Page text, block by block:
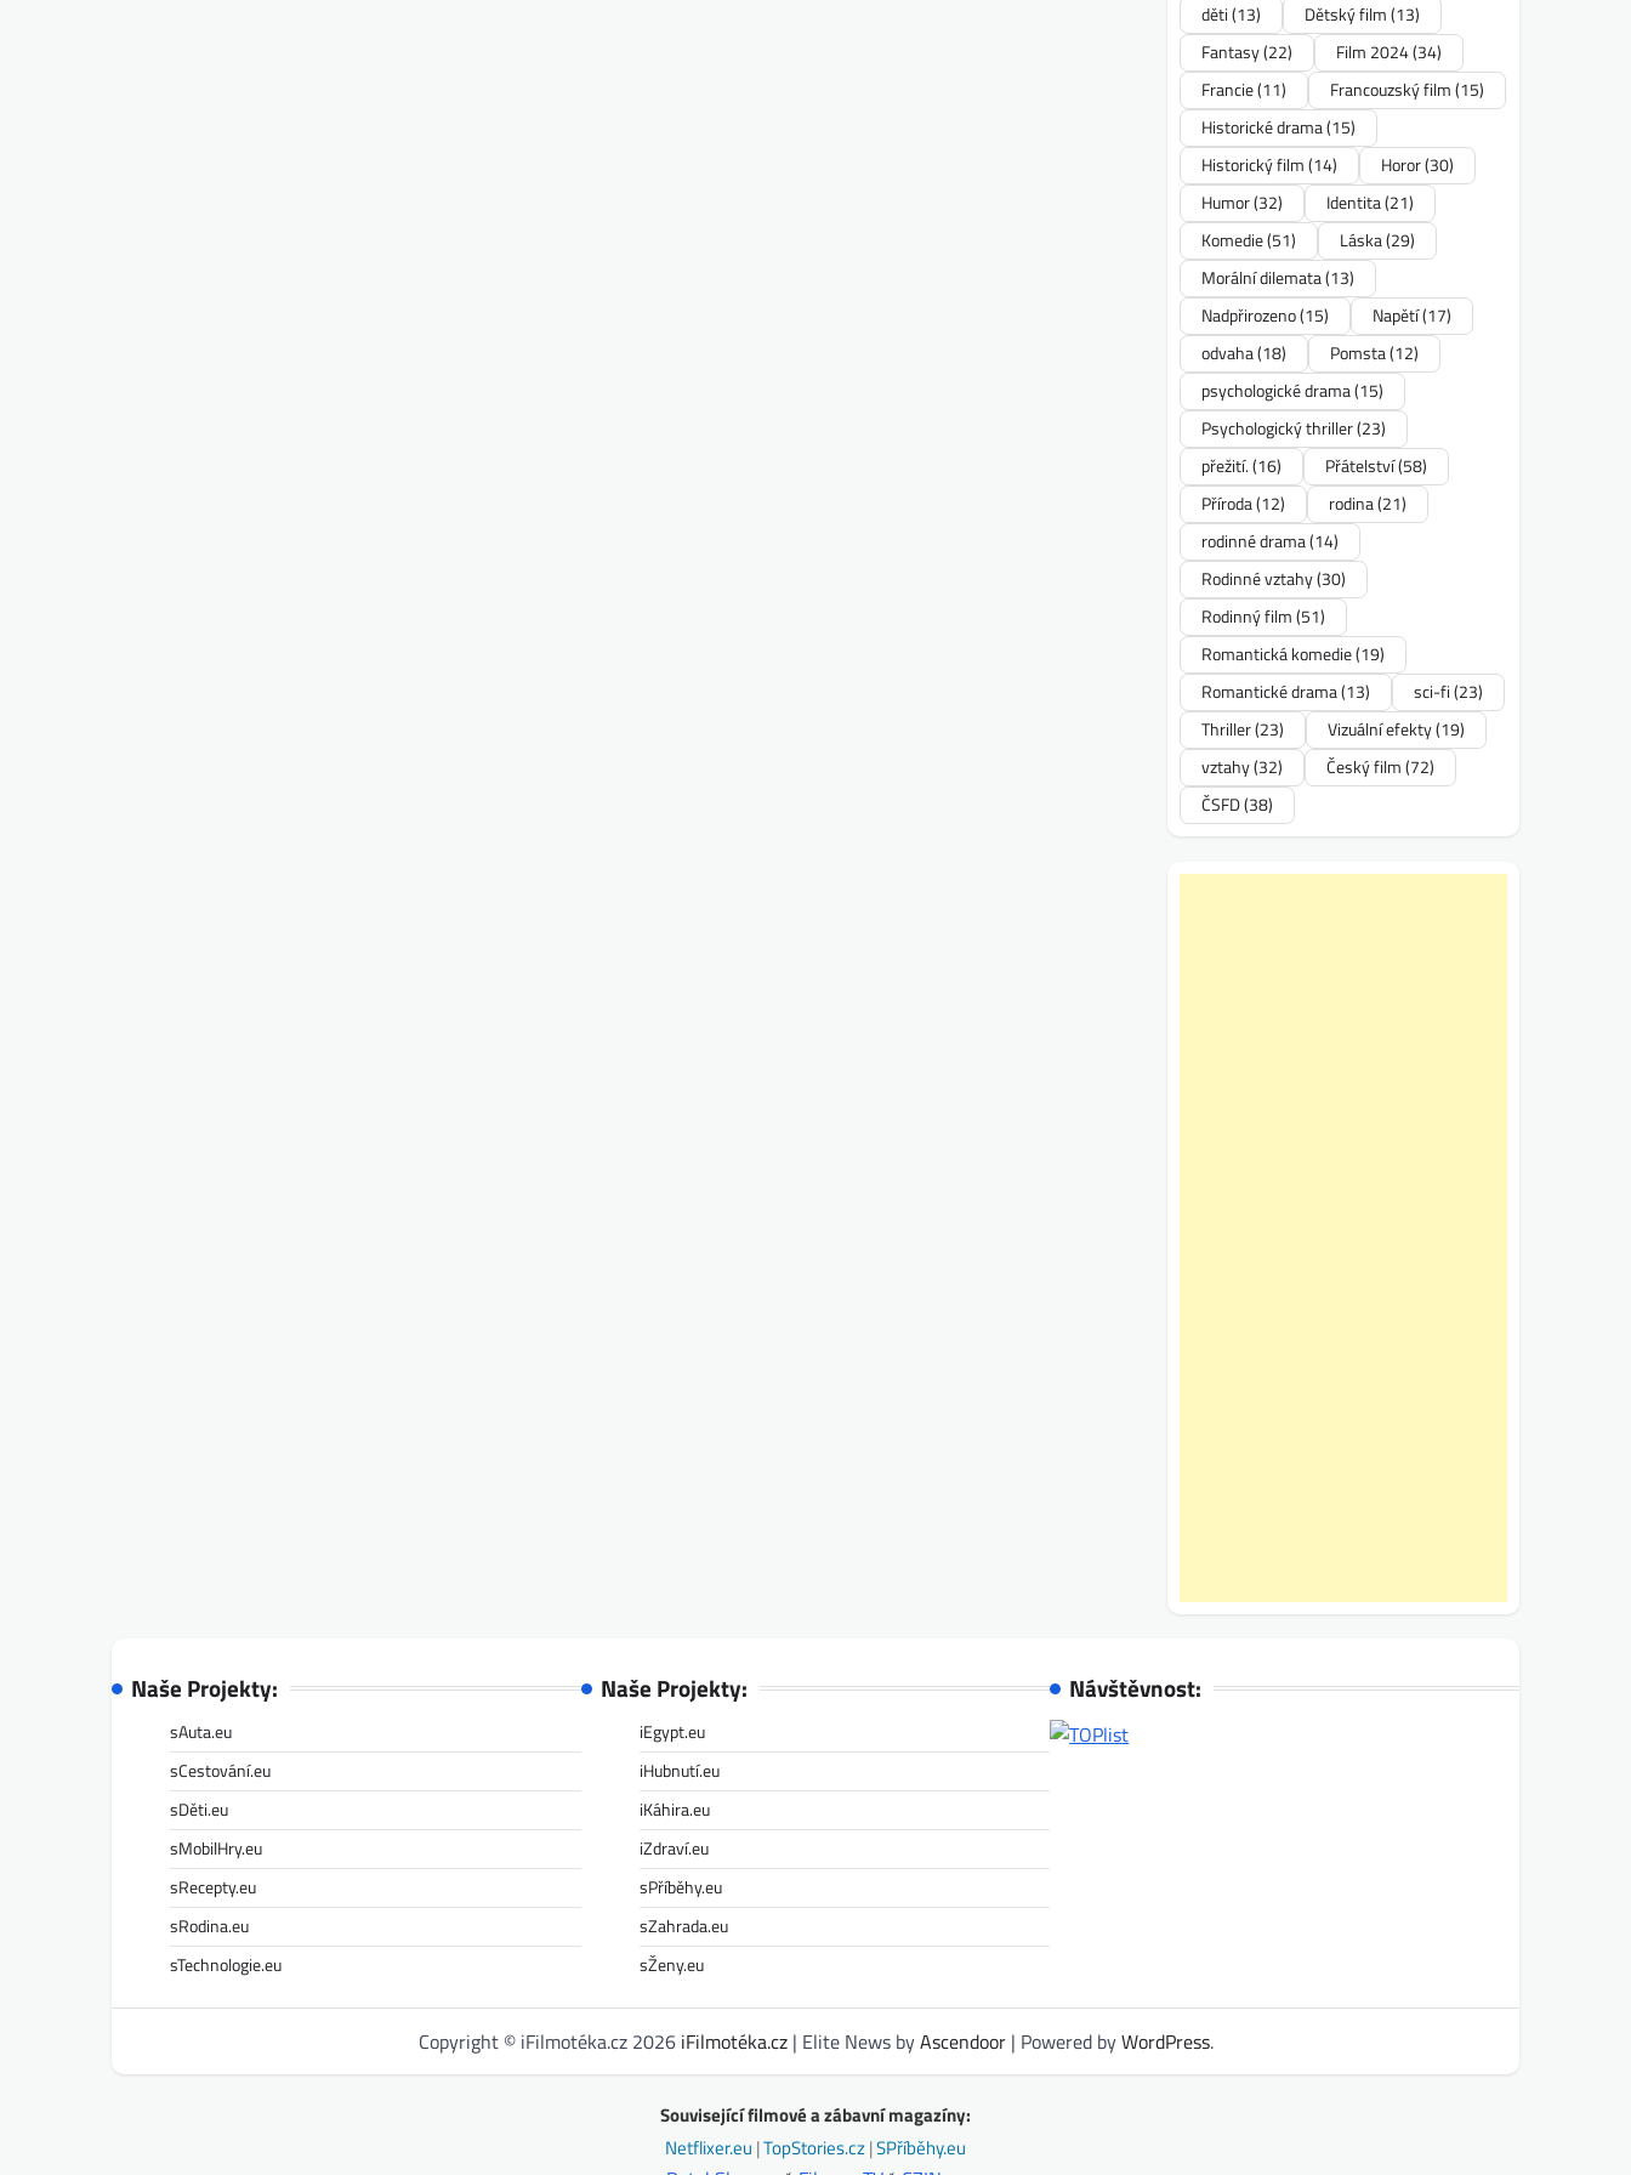
děti(13) Dětský film(13)
Fantasy(22) Film 2024(34)
Francie(11) Francouzský film(15)
Historické drama(15)
Historický film(14) Horor(30)
Humor(32) Identita(21)
Komedie(51) Láska(29)
Morální dilemata(13)
Nadpřirozeno(15) Napětí(17)
odvaha(18) Pomsta(12)
psychologické drama(15)
Psychologický thriller(23)
přežití.(16) Přátelství(58)
Příroda(12) rodina(21)
rodinné drama(14)
Rodinné vztahy(30)
Rodinný film(51)
Romantická komedie(19)
Romantické drama(13) sci-fi(23)
Thriller(23) Vizuální efekty(19)
vztahy(32) Český film(72)
ČSFD(38)
Naše Projekty:
sAuta.eu
sCestování.eu
sDěti.eu
sMobilHry.eu
sRecepty.eu
sRodina.eu
sTechnologie.eu
Naše Projekty:
iEgypt.eu
iHubnutí.eu
iKáhira.eu
iZdraví.eu
sPříběhy.eu
sZahrada.eu
sŽeny.eu
Návštěvnost:
Copyright © iFilmotéka.cz 2026 iFilmotéka.cz| Elite News byAscendoor| Powered byWordPress.
Související filmové a zábavní magazíny:
Netflixer.eu |TopStories.cz|SPříběhy.eu